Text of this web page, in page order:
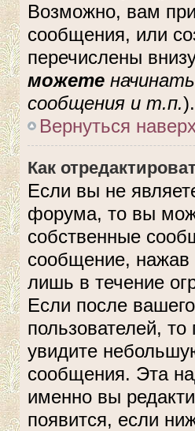
Возможно, вам
сообщения, или
перечислены
можете
сообщения и т.п.).
Вернуться
Как
Если вы не
форума, то вы
собственные
сообщение, нажав
лишь в течение
Если после
пользователей,
увидите
сообщения. Эта
именно вы
появится, если